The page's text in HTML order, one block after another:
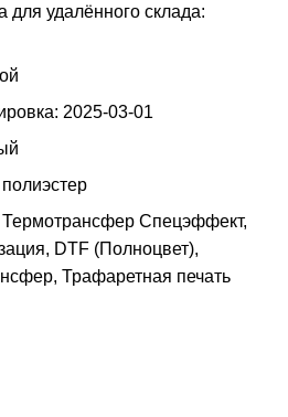
удалённого склада:
2025-03-01
Спецэффект,
DTF (Полноцвет),
Трафаретная печать